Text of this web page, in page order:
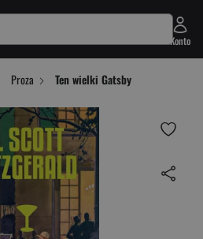
Konto
Proza Ten wielki Gatsby